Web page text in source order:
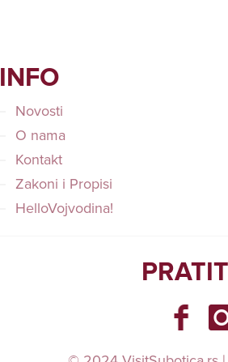
INFO
Novosti
O nama
Kontakt
Zakoni i Propisi
HelloVojvodina!